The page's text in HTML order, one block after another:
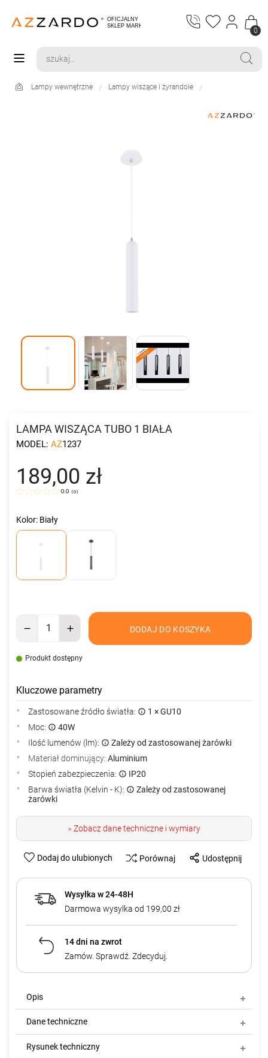
0
Lampy wewnętrzne Lampy wiszące i żyrandole
LAMPA WISZĄCA TUBO 1 BIAŁA
MODEL: AZ1237
189,00 zł
0.0 (0)
Kolor: Biały
DODAJ DO KOSZYKA
Produkt dostępny
Kluczowe parametry
Zastosowane źródło światła:
1 × GU10
Moc:
40W
Ilość lumenów (lm):
Zależy od zastosowanej żarówki
Materiał dominujący: Aluminium
Stopień zabezpieczenia:
IP20
Barwa światła (Kelvin - K):
Zależy od zastosowanej
żarówki
>Zobacz dane techniczne i wymiary
Dodaj do ulubionych Porównaj Udostępnij
Wysyłka w 24-48H
Darmowa wysylka od 199,00 zł
14 dni na zwrot
Zamów. Sprawdź. Zdecyduj.
Opis
Dane techniczne
Rysunek techniczny